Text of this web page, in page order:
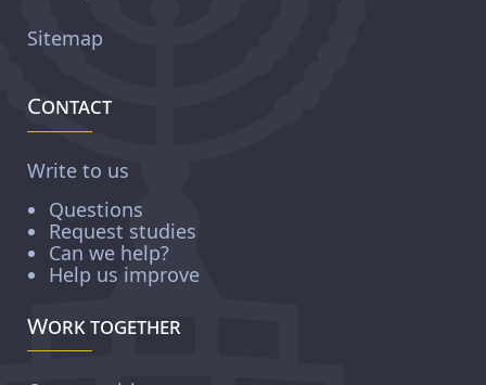
Sitemap
Contact
Write to us
Questions
Request studies
Can we help?
Help us improve
Work together